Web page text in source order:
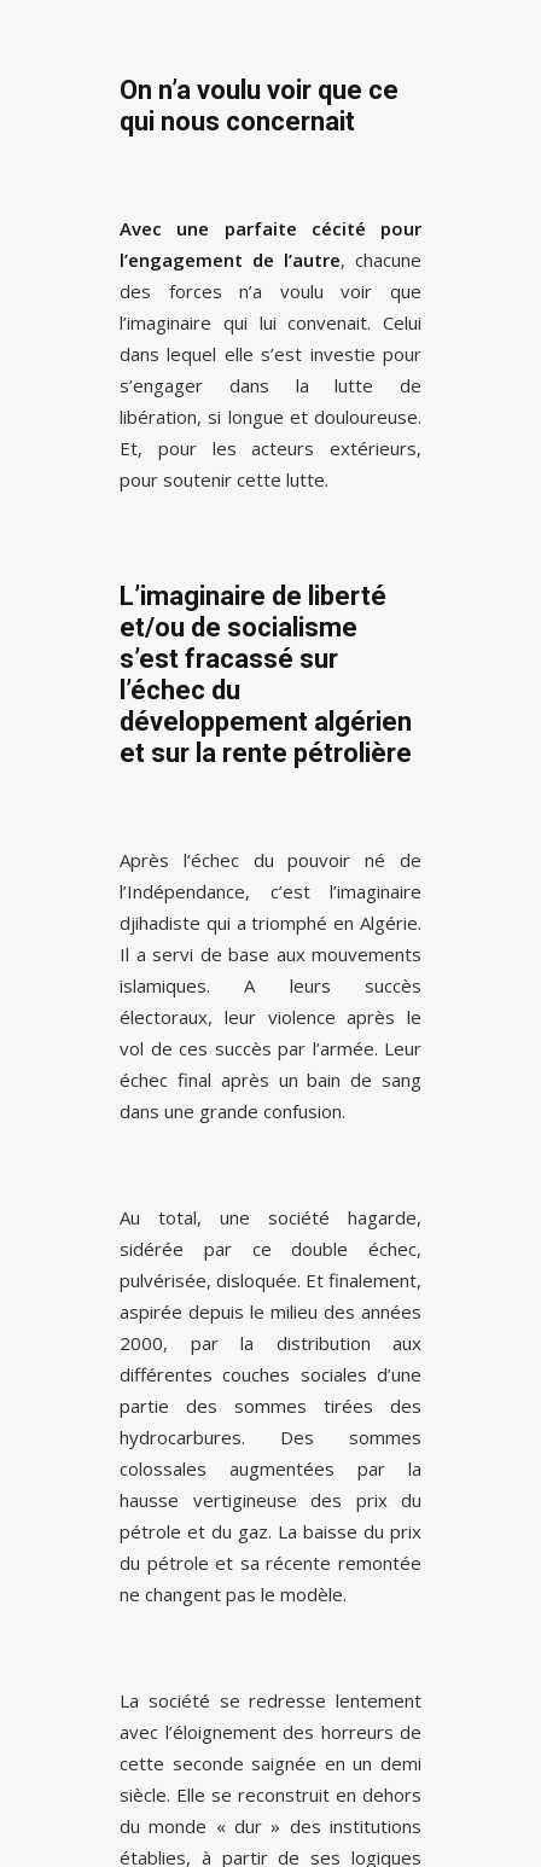
On n’a voulu voir que ce
qui nous concernait
Avec une parfaite cécité pour
l’engagement de l’autre, chacune
des forces n’a voulu voir que
l’imaginaire qui lui convenait. Celui
dans lequel elle s’est investie pour
s’engager dans la lutte de
libération, si longue et douloureuse.
Et, pour les acteurs extérieurs,
pour soutenir cette lutte.
L’imaginaire de liberté
et/ou de socialisme
s’est fracassé sur
l’échec du
développement algérien
et sur la rente pétrolière
Après l’échec du pouvoir né de
l’Indépendance, c’est l’imaginaire
djihadiste qui a triomphé en Algérie.
Il a servi de base aux mouvements
islamiques. A leurs succès
électoraux, leur violence après le
vol de ces succès par l’armée. Leur
échec final après un bain de sang
dans une grande confusion.
Au total, une société hagarde,
sidérée par ce double échec,
pulvérisée, disloquée. Et finalement,
aspirée depuis le milieu des années
2000, par la distribution aux
différentes couches sociales d’une
partie des sommes tirées des
hydrocarbures. Des sommes
colossales augmentées par la
hausse vertigineuse des prix du
pétrole et du gaz. La baisse du prix
du pétrole et sa récente remontée
ne changent pas le modèle.
La société se redresse lentement
avec l’éloignement des horreurs de
cette seconde saignée en un demi
siècle. Elle se reconstruit en dehors
du monde « dur » des institutions
établies, à partir de ses logiques